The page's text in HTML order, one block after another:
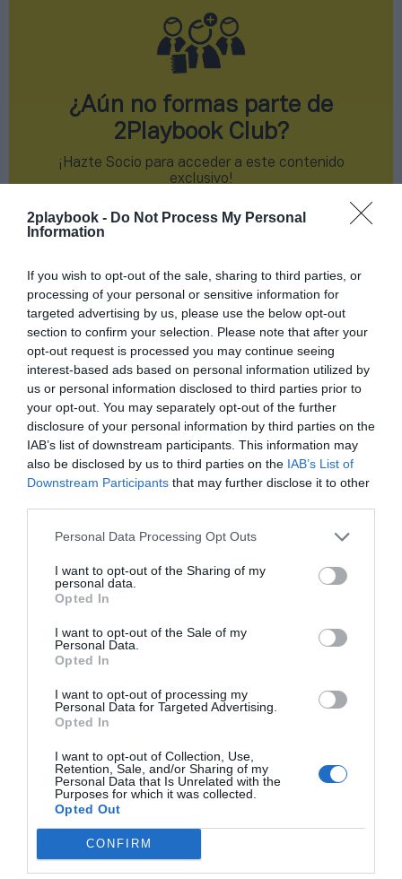
2playbook - Do Not Process My Personal
Information
If you wish to opt-out of the sale, sharing to third parties, or
processing of your personal or sensitive information for
targeted advertising by us, please use the below opt-out
section to confirm your selection. Please note that after your
opt-out request is processed you may continue seeing
interest-based ads based on personal information utilized by
us or personal information disclosed to third parties prior to
your opt-out. You may separately opt-out of the further
disclosure of your personal information by third parties on the
IAB’s list of downstream participants. This information may
also be disclosed by us to third parties on the IAB’s List of
Downstream Participants that may further disclose it to other
Personal Data Processing Opt Outs
I want to opt-out of the Sharing of my
personal data.
Opted In
I want to opt-out of the Sale of my
Personal Data.
Opted In
I want to opt-out of processing my
Personal Data for Targeted Advertising.
Opted In
I want to opt-out of Collection, Use,
Retention, Sale, and/or Sharing of my
Personal Data that Is Unrelated with the
Purposes for which it was collected.
Opted Out
CONFIRM
Índex2P
Liga F
PRO Women in Sports
¿Aún no formas parte de
2Playbook Club?
¡Hazte Socio para acceder a este contenido
exclusivo!
¡Suscríbete! Inicia sesión
Compartir